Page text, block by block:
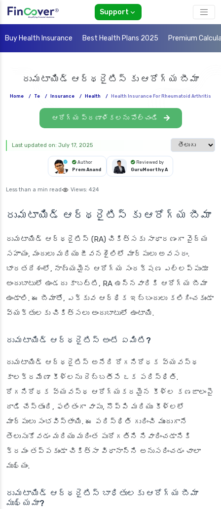
Support
Buy Health Insurance Best Health Plans 2025 Premium
రుమటాయిడ్ ఆర్థరైటిస్ కు ఆరోగ్య బీమా
Home / Te / Insurance / Health / Health Insurance For Rheumatoid Arthritis
ఆరోగ్య ప్రణాళికలను పోల్చండి
Select
Last updated on: July 17, 2025
Author
Prem Anand
Reviewed by
GuruMoorthy A
Less than a min read Views: 424
రుమటాయిడ్ ఆర్థరైటిస్ కు ఆరోగ్య బీమా
రుమటాయిడ్ ఆర్థరైటిస్ (RA) చికిత్సకు సాధారణంగా వైద్య
సహాయం, మందులు మరియు జీవనశైలిలో మార్పులు అవసరం.
భారతదేశంలో, నాణ్యమైన ఆరోగ్య సంరక్షణ ఎల్లప్పుడూ
అందుబాటులో ఉండదు కాబట్టి, RA ఉన్నవారికి ఆరోగ్య బీమా
ఉండాలి. ఈ బీమాతో, ఎక్కువ ఆర్థిక ఇబ్బందులు కలిగించకుండా
వ్యక్తులకు చికిత్సలు అందుబాటులో ఉంటాయి.
రుమటాయిడ్ ఆర్థరైటిస్ అంటే ఏమిటి?
రుమటాయిడ్ ఆర్థరైటిస్ అనేది రోగనిరోధక వ్యవస్థ
కాలక్రమేణా కీళ్లను దెబ్బతీసే ఒక పరిస్థితి.
రోగనిరోధక వ్యవస్థ ఆరోగ్యకరమైన కీళ్ల కణజాలంపై
దాడి చేస్తుంది, ఫలితంగా వాపు, నొప్పి మరియు కీళ్లలో
మార్పులు సంభవిస్తాయి. ఈ పరిస్థితి గురించి ముందుగానే
తెలుసుకోవడం మరియు మరింత పురోగతిని నివారించడానికి
క్రమం తప్పకుండా చికిత్సా విధానాన్ని అనుసరించడం చాలా
ముఖ్యం.
రుమటాయిడ్ ఆర్థరైటిస్ బాధితులకు ఆరోగ్య బీమా
ముఖ్యమా?